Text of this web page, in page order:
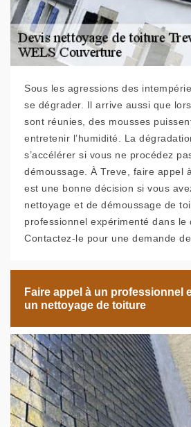
Sous les agressions des
se dégrader. Il arrive aussi que
sont réunies, des mousses
entretenir l’humidité. La
s’accélérer si vous ne procédez
démoussage. À Treve, faire appel
est une bonne décision si vous
nettoyage et de démoussage de
professionnel expérimenté dans le
Contactez-le pour une demande de
Faire appel à un professionnel
un nettoyage de toiture